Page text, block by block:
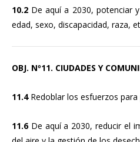
10.2 De aquí a 2030, potenciar
edad, sexo, discapacidad, raza,
OBJ. Nº11. CIUDADES Y
11.4Redoblar los esfuerzos
11.6De aquí a 2030, reducir el